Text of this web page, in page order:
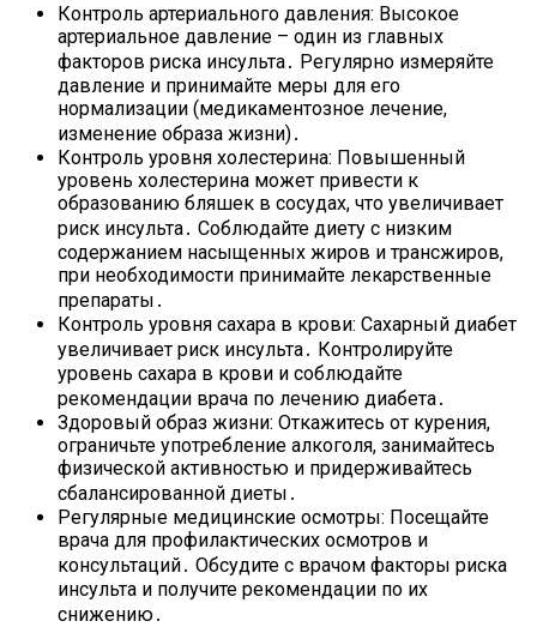
Контроль артериального давления: Высокое
артериальное давление – один из главных
факторов риска инсульта․ Регулярно измеряйте
давление и принимайте меры для его
нормализации (медикаментозное лечение,
изменение образа жизни)․
Контроль уровня холестерина: Повышенный
уровень холестерина может привести к
образованию бляшек в сосудах, что увеличивает
риск инсульта․ Соблюдайте диету с низким
содержанием насыщенных жиров и трансжиров,
при необходимости принимайте лекарственные
препараты․
Контроль уровня сахара в крови: Сахарный диабет
увеличивает риск инсульта․ Контролируйте
уровень сахара в крови и соблюдайте
рекомендации врача по лечению диабета․
Здоровый образ жизни: Откажитесь от курения,
ограничьте употребление алкоголя, занимайтесь
физической активностью и придерживайтесь
сбалансированной диеты․
Регулярные медицинские осмотры: Посещайте
врача для профилактических осмотров и
консультаций․ Обсудите с врачом факторы риска
инсульта и получите рекомендации по их
снижению․